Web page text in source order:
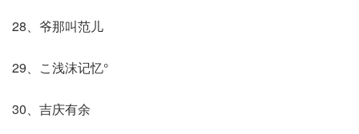
28、爷那叫范儿
29、こ浅沫记忆°
30、吉庆有余